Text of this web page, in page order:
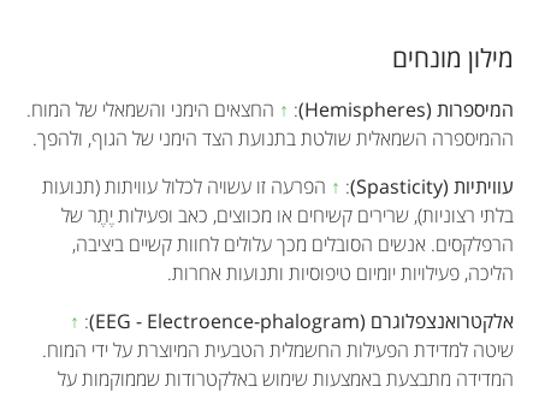
מילון מונחים
המיספרות (Hemispheres) :
↑ החצאים הימני והשמאלי של המוח.
ההמיספרה השמאלית שולטת בתנועת הצד הימני של הגוף, ולהפך.
עוויתיות (Spasticity)
:
↑ הפרעה זו עשויה לכלול עוויתות (תנועות
בלתי רצוניות), שרירים קשיחים או מכווצים, כאב ופעילות יֶתֶר של
הרפלקסים. אנשים הסובלים מכך עלולים לחוות קשיים ביציבה,
הליכה, פעילויות יומיום טיפוסיות ותנועות אחרות.
אלקטרואנצפלוגרם (EEG - Electroence-phalogram)
:
↑
שיטה למדידת הפעילות החשמלית הטבעית המיוצרת על ידי המוח.
המדידה מתבצעת באמצעות שימוש באלקטרודות שממוקמות על